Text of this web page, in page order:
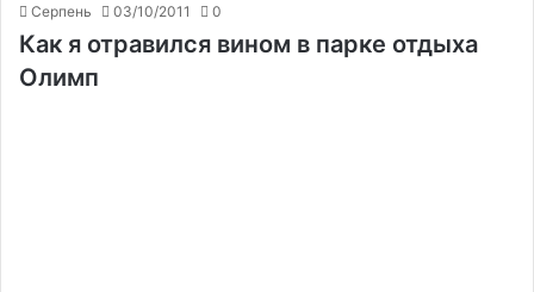
Серпень 03/10/2011 0
Как я отравился вином в парке отдыха
Олимп